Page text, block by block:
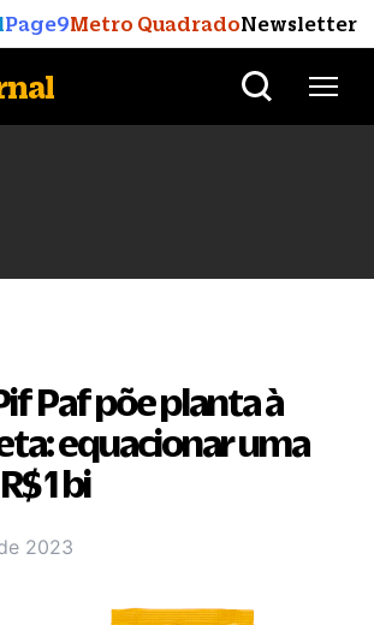
Page9Metro QuadradoNewsletter
Paf põe planta à
equacionar uma
1 bi
2023